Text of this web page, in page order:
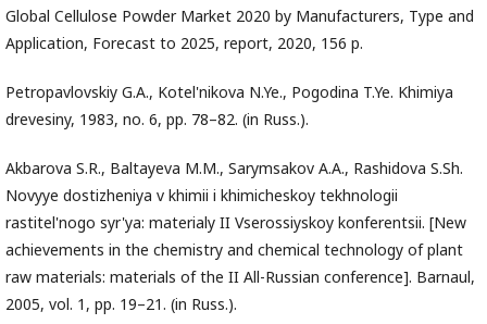
Global Cellulose Powder Market 2020 by Manufacturers, Type and
Application, Forecast to 2025, report, 2020, 156 p.
Petropavlovskiy G.A., Kotel'nikova N.Ye., Pogodina T.Ye. Khimiya
drevesiny, 1983, no. 6, pp. 78–82. (in Russ.).
Akbarova S.R., Baltayeva M.M., Sarymsakov A.A., Rashidova S.Sh.
Novyye dostizheniya v khimii i khimicheskoy tekhnologii
rastitel'nogo syr'ya: materialy II Vserossiyskoy konferentsii. [New
achievements in the chemistry and chemical technology of plant
raw materials: materials of the II All-Russian conference]. Barnaul,
2005, vol. 1, pp. 19–21. (in Russ.).